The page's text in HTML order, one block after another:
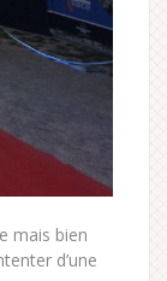
mais bien
d’une